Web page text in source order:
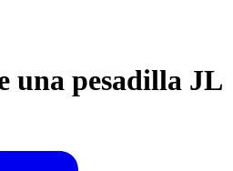
una pesadilla JL